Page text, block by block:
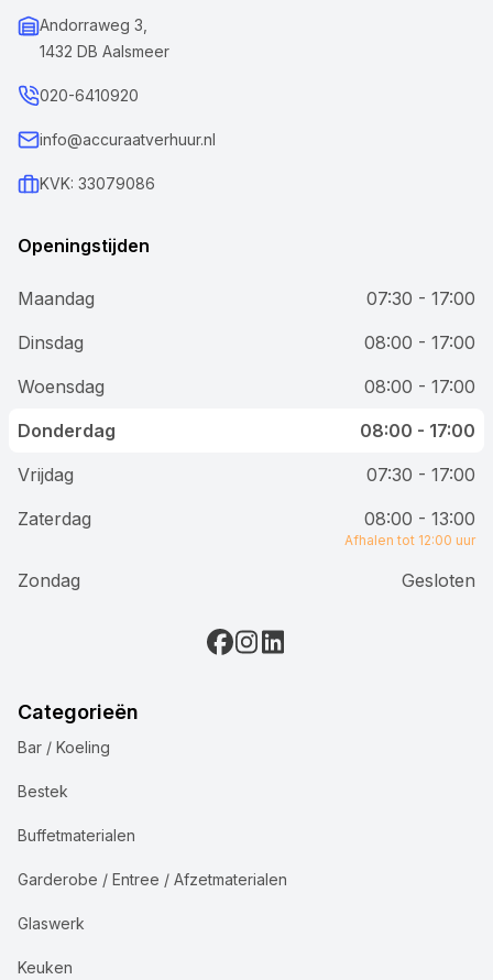
Andorraweg 3,
1432 DB Aalsmeer
020-6410920
info@accuraatverhuur.nl
KVK: 33079086
Openingstijden
Maandag
07:30 - 17:00
Dinsdag
08:00 - 17:00
Woensdag
08:00 - 17:00
Donderdag
08:00 - 17:00
Vrijdag
07:30 - 17:00
Zaterdag
08:00 - 13:00
Afhalen tot 12:00 uur
Zondag Gesloten
Categorieën
Bar / Koeling
Bestek
Buffetmaterialen
Garderobe / Entree / Afzetmaterialen
Glaswerk
Keuken